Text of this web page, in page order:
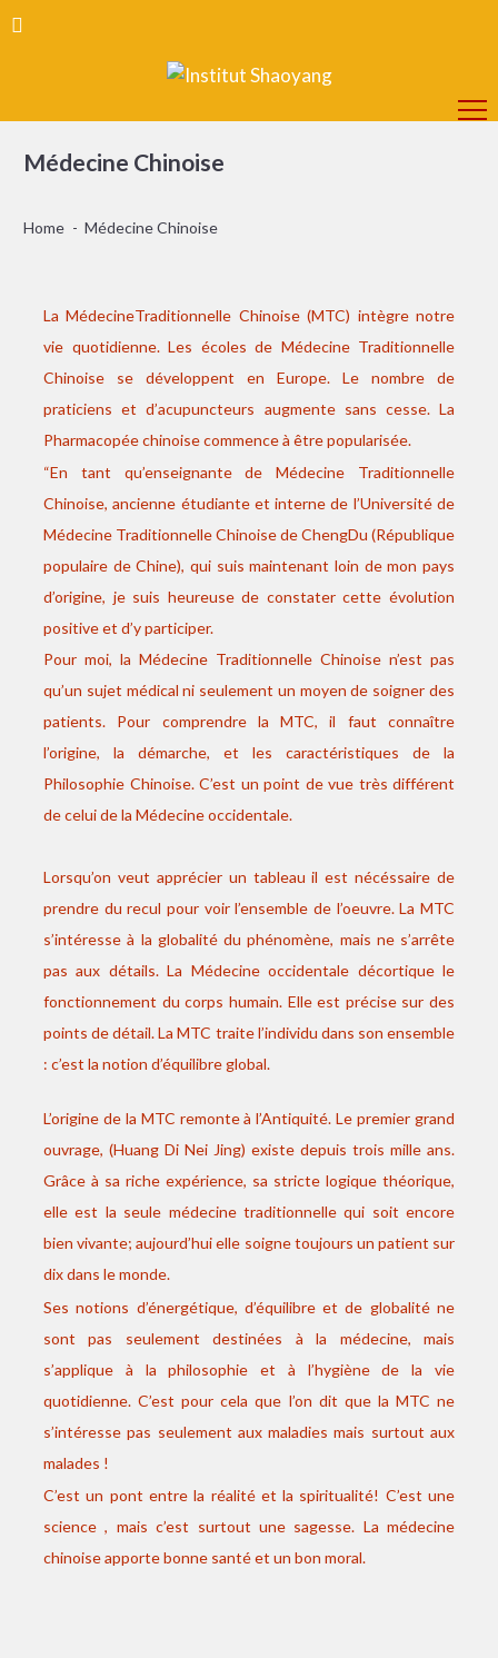
Médecine Chinoise
Home Médecine Chinoise
La MédecineTraditionnelle Chinoise (MTC) intègre notre
vie quotidienne. Les écoles de Médecine Traditionnelle
Chinoise se développent en Europe. Le nombre de
praticiens et d’acupuncteurs augmente sans cesse. La
Pharmacopée chinoise commence à être popularisée.
“En tant qu’enseignante de Médecine Traditionnelle
Chinoise, ancienne étudiante et interne de l’Université de
Médecine Traditionnelle Chinoise de ChengDu (République
populaire de Chine), qui suis maintenant loin de mon pays
d’origine, je suis heureuse de constater cette évolution
positive et d’y participer.
Pour moi, la Médecine Traditionnelle Chinoise n’est pas
qu’un sujet médical ni seulement un moyen de soigner des
patients. Pour comprendre la MTC, il faut connaître
l’origine, la démarche, et les caractéristiques de la
Philosophie Chinoise. C’est un point de vue très différent
de celui de la Médecine occidentale.
Lorsqu’on veut apprécier un tableau il est nécéssaire de
prendre du recul pour voir l’ensemble de l’oeuvre. La MTC
s’intéresse à la globalité du phénomène, mais ne s’arrête
pas aux détails. La Médecine occidentale décortique le
fonctionnement du corps humain. Elle est précise sur des
points de détail. La MTC traite l’individu dans son ensemble
: c’est la notion d’équilibre global.
L’origine de la MTC remonte à l’Antiquité. Le premier grand
ouvrage, (Huang Di Nei Jing) existe depuis trois mille ans.
Grâce à sa riche expérience, sa stricte logique théorique,
elle est la seule médecine traditionnelle qui soit encore
bien vivante; aujourd’hui elle soigne toujours un patient sur
dix dans le monde.
Ses notions d’énergétique, d’équilibre et de globalité ne
sont pas seulement destinées à la médecine, mais
s’applique à la philosophie et à l’hygiène de la vie
quotidienne. C’est pour cela que l’on dit que la MTC ne
s’intéresse pas seulement aux maladies mais surtout aux
malades !
C’est un pont entre la réalité et la spiritualité! C’est une
science , mais c’est surtout une sagesse. La médecine
chinoise apporte bonne santé et un bon moral.